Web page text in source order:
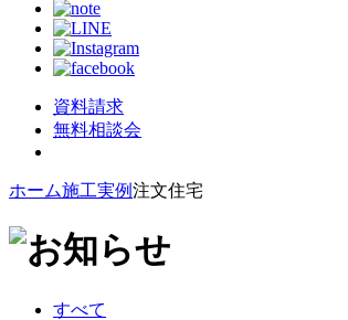
資料請求
無料相談会
ホーム施工実例注文住宅
すべて